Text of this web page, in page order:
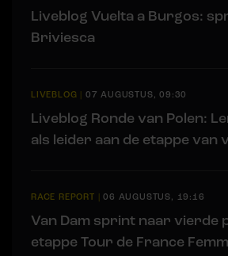
Liveblog Vuelta a Burgos:
Briviesca
LIVEBLOG | 07 AUGUSTUS, 09:30
Liveblog Ronde van Polen:
als leider aan de etappe van
RACE REPORT |06 AUGUSTUS, 19:16
Van Dam sprint naar vierde
etappe Tour de France